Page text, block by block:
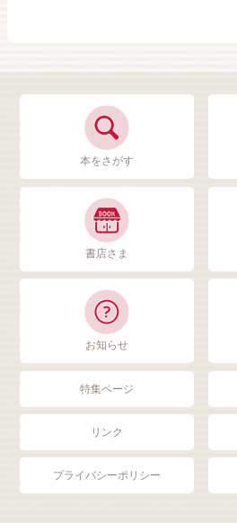
本をさがす
書店さま
お知らせ
特集ページ
リンク
プライバシーポリシー